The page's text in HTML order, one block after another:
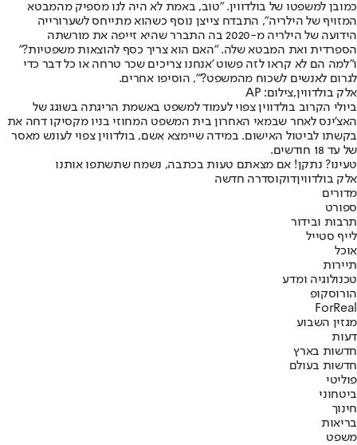
כמובן למשפטו של בולדווין. "טוב, באמת לא היה לנו מספיק מהמבטא
המזויף של הילריה", התבדח צייצן נוסף כשהוא מתייחס לשערורייה
הידועה של הילריה מ-2020 בה התברר שהיא זייפה את מורשתה
הספרדית ואת המבטא שלה. "האם הוא צריך כסף להוצאות משפטיות?"
ו"למה הם לא קראו לזה פשוט 'אנחנו צריכים שכר טרחה או כל דבר כדי
לגרום לאנשים לשכוח מהמשפט?'", הוסיפו אחרים.
אלק בולדווין,צילום: AP
ביולי הקרוב בולדווין צפוי לעמוד למשפט באשמת הריגתה בשוגג של
האצ'ינס לאחר שבמאי האחרון בית המשפט המחוזי בניו מקסיקו דחה את
בקשתו לביטול האישום. במידה שיימצא אשם, בולדווין צפוי לעונש מאסר
של עד 18 חודשים.
טעינו? נתקן! אם מצאתם טעות בכתבה, נשמח שתשתפו אותנו
אלק בולדוויןדוקוסדרה חדשה
מדורים
ספורט
תרבות ובידור
לייף סטייל
אוכל
תיירות
טכנולוגיה ומדע
הורוסקופ
ForReal
מגזין השבוע
דעות
חדשות בארץ
חדשות בעולם
פוליטי
ביטחוני
חינוך
בריאות
משפט